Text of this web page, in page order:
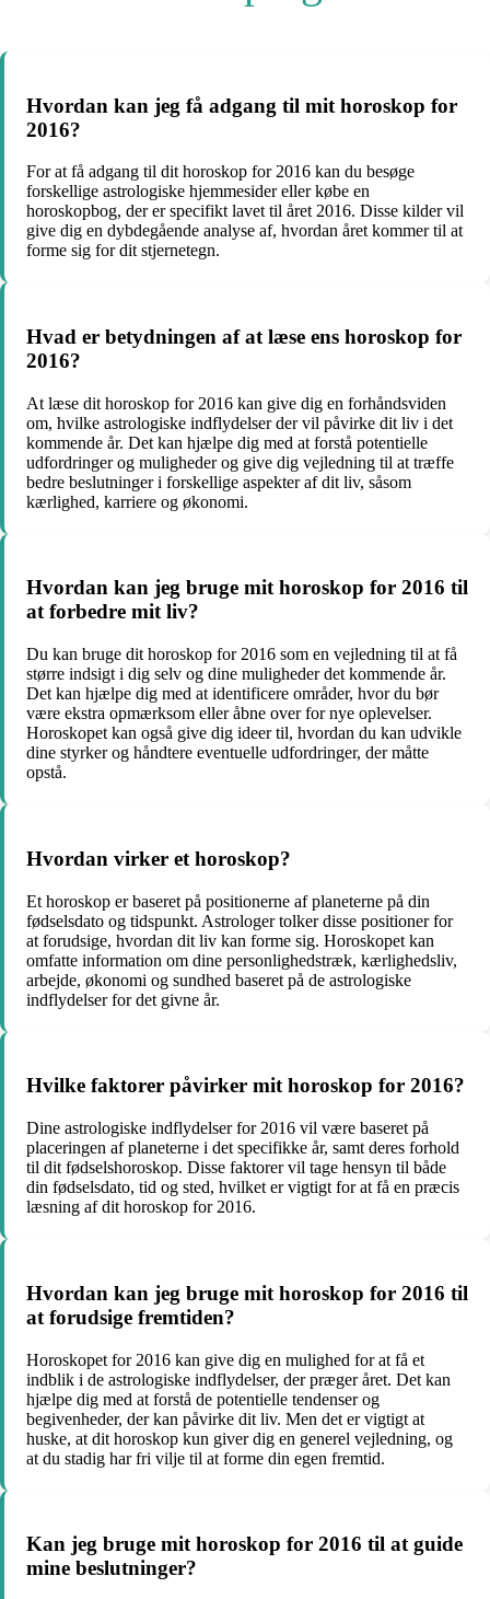
Hvordan kan jeg få adgang til mit horoskop for
2016?
For at få adgang til dit horoskop for 2016 kan du besøge
forskellige astrologiske hjemmesider eller købe en
horoskopbog, der er specifikt lavet til året 2016. Disse kilder vil
give dig en dybdegående analyse af, hvordan året kommer til at
forme sig for dit stjernetegn.
Hvad er betydningen af at læse ens horoskop for
2016?
At læse dit horoskop for 2016 kan give dig en forhåndsviden
om, hvilke astrologiske indflydelser der vil påvirke dit liv i det
kommende år. Det kan hjælpe dig med at forstå potentielle
udfordringer og muligheder og give dig vejledning til at træffe
bedre beslutninger i forskellige aspekter af dit liv, såsom
kærlighed, karriere og økonomi.
Hvordan kan jeg bruge mit horoskop for 2016 til
at forbedre mit liv?
Du kan bruge dit horoskop for 2016 som en vejledning til at få
større indsigt i dig selv og dine muligheder det kommende år.
Det kan hjælpe dig med at identificere områder, hvor du bør
være ekstra opmærksom eller åbne over for nye oplevelser.
Horoskopet kan også give dig ideer til, hvordan du kan udvikle
dine styrker og håndtere eventuelle udfordringer, der måtte
opstå.
Hvordan virker et horoskop?
Et horoskop er baseret på positionerne af planeterne på din
fødselsdato og tidspunkt. Astrologer tolker disse positioner for
at forudsige, hvordan dit liv kan forme sig. Horoskopet kan
omfatte information om dine personlighedstræk, kærlighedsliv,
arbejde, økonomi og sundhed baseret på de astrologiske
indflydelser for det givne år.
Hvilke faktorer påvirker mit horoskop for 2016?
Dine astrologiske indflydelser for 2016 vil være baseret på
placeringen af planeterne i det specifikke år, samt deres forhold
til dit fødselshoroskop. Disse faktorer vil tage hensyn til både
din fødselsdato, tid og sted, hvilket er vigtigt for at få en præcis
læsning af dit horoskop for 2016.
Hvordan kan jeg bruge mit horoskop for 2016 til
at forudsige fremtiden?
Horoskopet for 2016 kan give dig en mulighed for at få et
indblik i de astrologiske indflydelser, der præger året. Det kan
hjælpe dig med at forstå de potentielle tendenser og
begivenheder, der kan påvirke dit liv. Men det er vigtigt at
huske, at dit horoskop kun giver dig en generel vejledning, og
at du stadig har fri vilje til at forme din egen fremtid.
Kan jeg bruge mit horoskop for 2016 til at guide
mine beslutninger?